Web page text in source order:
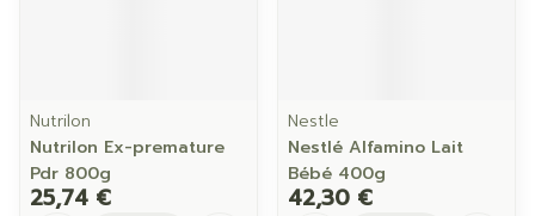
Nutrilon
Nutrilon Ex-premature
Pdr 800g
25,74 €
Nestle
Nestlé Alfamino Lait
Bébé 400g
42,30 €